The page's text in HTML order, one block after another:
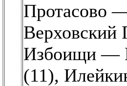
Протасово
Верховский
Избоищи —
(11),